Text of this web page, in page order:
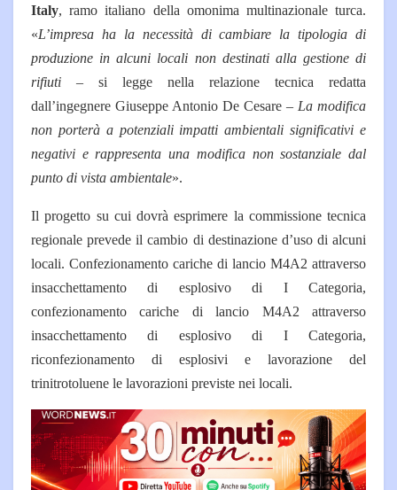
Italy, ramo italiano della omonima multinazionale turca.
«L’impresa ha la necessità di cambiare la tipologia di
produzione in alcuni locali non destinati alla gestione di
rifiuti – si legge nella relazione tecnica redatta
dall’ingegnere Giuseppe Antonio De Cesare – La modifica
non porterà a potenziali impatti ambientali significativi e
negativi e rappresenta una modifica non sostanziale dal
punto di vista ambientale».
Il progetto su cui dovrà esprimere la commissione tecnica
regionale prevede il cambio di destinazione d’uso di alcuni
locali. Confezionamento cariche di lancio M4A2 attraverso
insacchettamento di esplosivo di I Categoria,
confezionamento cariche di lancio M4A2 attraverso
insacchettamento di esplosivo di I Categoria,
riconfezionamento di esplosivi e lavorazione del
trinitrotoluene le lavorazioni previste nei locali.